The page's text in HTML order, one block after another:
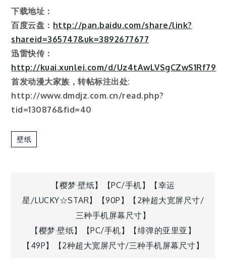
下载地址：
百度云盘： http://pan.baidu.com/share/link?
shareid=365747&uk=3892677677
迅雷快传：
http://kuai.xunlei.com/d/Uz4tAwLVSgCZwS1Rf79
首发动漫大家族，转帖标注出处:
http://www.dmdjz.com.cn/read.php?
tid=130876&fid=40
壁纸
文
导
【樱梦·壁纸】【PC/手机】【幸运
星/LUCKY☆STAR】【90P】【2种超大宽屏尺寸/
三种手机屏幕尺寸】
【樱梦·壁纸】【PC/手机】【绯弹的亚里亚】
【49P】【2种超大宽屏尺寸/三种手机屏幕尺寸】